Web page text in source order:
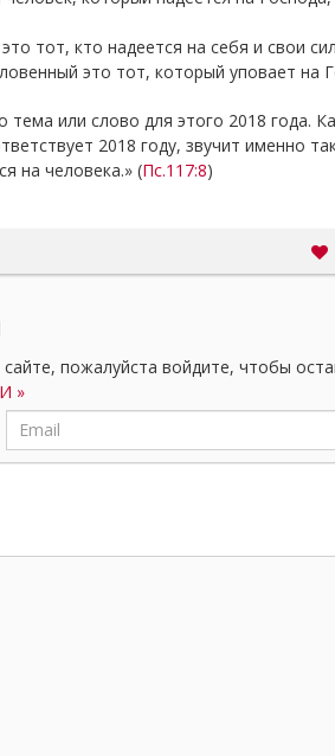
тот, кто надеется на себя и свои
это тот, который уповает на
или слово для этого 2018 года.
2018 году, звучит именно
на человека.» (Пс.117:8)
пожалуйста войдите, чтобы
»